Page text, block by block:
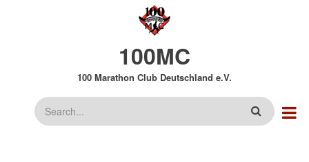
100MC
100 Marathon Club Deutschland e.V.
Suche